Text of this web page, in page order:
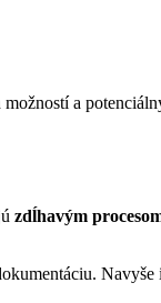
a
zdĺhavým
Navyše